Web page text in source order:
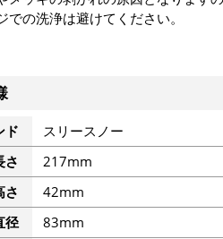
での洗浄は避けてください。
ド
スリースノー
さ
217mm
さ
42mm
径
83mm